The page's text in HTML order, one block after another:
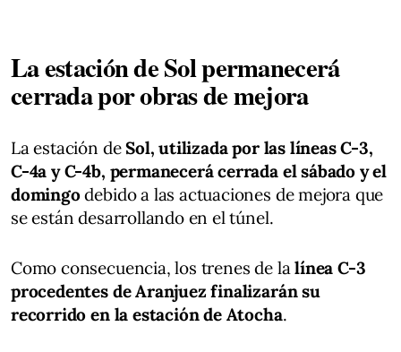
La estación de Sol permanecerá
cerrada por obras de mejora
La estación deSol, utilizada por las líneas C-3,
C-4a y C-4b, permanecerá cerrada el sábado y el
domingodebido a las actuaciones de mejora que
se están desarrollando en el túnel.
Como consecuencia, los trenes de lalínea C-3
procedentes de Aranjuez finalizarán su
recorrido en la estación de Atocha.